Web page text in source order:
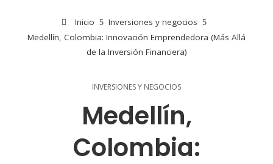
Inicio
Inversiones y negocios
Medellín, Colombia: Innovación Emprendedora (Más Allá
de la Inversión Financiera)
INVERSIONES Y NEGOCIOS
Medellín,
Colombia: